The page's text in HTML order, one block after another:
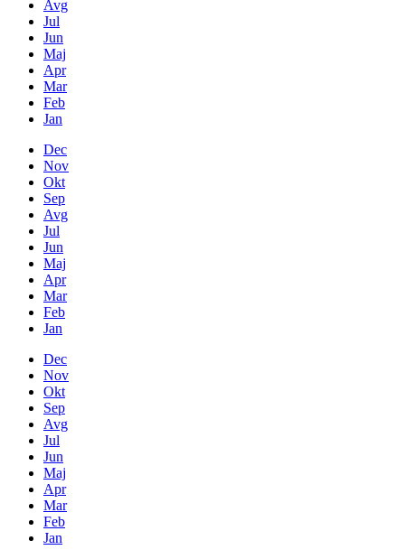
Avg
Jul
Jun
Maj
Apr
Mar
Feb
Jan
Dec
Nov
Okt
Sep
Avg
Jul
Jun
Maj
Apr
Mar
Feb
Jan
Dec
Nov
Okt
Sep
Avg
Jul
Jun
Maj
Apr
Mar
Feb
Jan